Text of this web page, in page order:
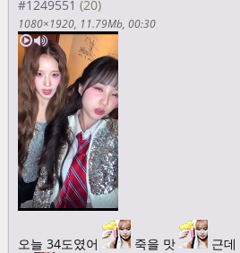
#1249551
1080×1920 11.79Mb 00:30
오늘 34도였어 죽을 맛
근